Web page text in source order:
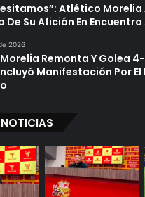
Atlético
De Su Afición En
2026
Remonta Y Golea 4-
Manifestación Por El